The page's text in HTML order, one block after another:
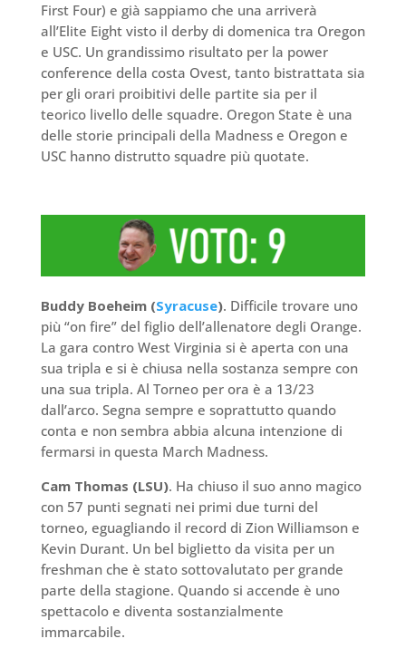
First Four) e già sappiamo che una arriverà
all’Elite Eight visto il derby di domenica tra Oregon
e USC. Un grandissimo risultato per la power
conference della costa Ovest, tanto bistrattata sia
per gli orari proibitivi delle partite sia per il
teorico livello delle squadre. Oregon State è una
delle storie principali della Madness e Oregon e
USC hanno distrutto squadre più quotate.
Buddy Boeheim (Syracuse). Difficile trovare uno
più “on fire” del figlio dell’allenatore degli Orange.
La gara contro West Virginia si è aperta con una
sua tripla e si è chiusa nella sostanza sempre con
una sua tripla. Al Torneo per ora è a 13/23
dall’arco. Segna sempre e soprattutto quando
conta e non sembra abbia alcuna intenzione di
fermarsi in questa March Madness.
Cam Thomas (LSU). Ha chiuso il suo anno magico
con 57 punti segnati nei primi due turni del
torneo, eguagliando il record di Zion Williamson e
Kevin Durant. Un bel biglietto da visita per un
freshman che è stato sottovalutato per grande
parte della stagione. Quando si accende è uno
spettacolo e diventa sostanzialmente
immarcabile.